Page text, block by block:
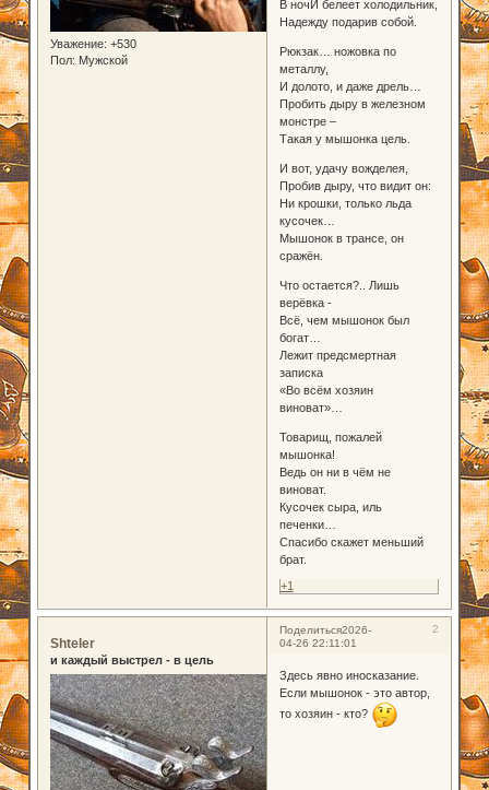
Уважение: +530
Пол: Мужской
В ночИ белеет холодильник,
Надежду подарив собой.
Рюкзак… ножовка по
металлу,
И долото, и даже дрель…
Пробить дыру в железном
монстре –
Такая у мышонка цель.
И вот, удачу вожделея,
Пробив дыру, что видит он:
Ни крошки, только льда
кусочек…
Мышонок в трансе, он
сражён.
Что остается?.. Лишь
верёвка -
Всё, чем мышонок был
богат…
Лежит предсмертная
записка
«Во всём хозяин
виноват»…
Товарищ, пожалей
мышонка!
Ведь он ни в чём не
виноват.
Кусочек сыра, иль
печенки…
Спасибо скажет меньший
брат.
+1
Поделиться 2
2026-
04-26 22:11:01
Shteler
и каждый выстрел - в цель
Здесь явно иносказание.
Если мышонок - это автор,
то хозяин - кто?